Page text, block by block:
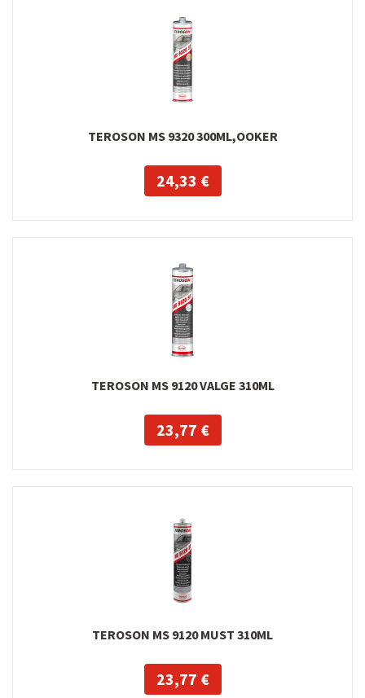
TEROSON MS 9320 300ML,OOKER
24,33 €
TEROSON MS 9120 VALGE 310ML
23,77 €
TEROSON MS 9120 MUST 310ML
23,77 €